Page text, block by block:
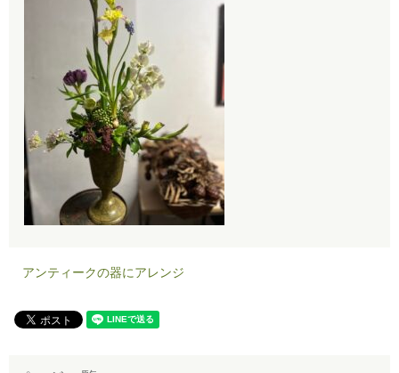
アンティークの器にアレンジ